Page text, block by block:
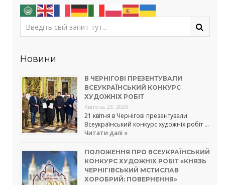
Новини
В ЧЕРНІГОВІ ПРЕЗЕНТУВАЛИ
ВСЕУКРАЇНСЬКИЙ КОНКУРС
ХУДОЖНІХ РОБІТ
Квітень 23, 2026
21 квітня в Чернігові презентували
Всеукраїнський конкурс художніх робіт …
Читати далі »
ПОЛОЖЕННЯ ПРО ВСЕУКРАЇНСЬКИЙ
КОНКУРС ХУДОЖНІХ РОБІТ «КНЯЗЬ
ЧЕРНІГІВСЬКИЙ МСТИСЛАВ
ХОРОБРИЙ: ПОВЕРНЕННЯ»